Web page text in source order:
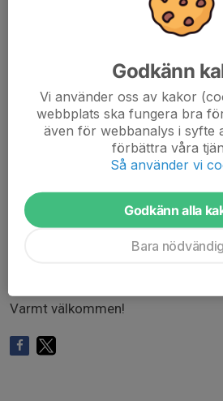
Vi börjar med att cykla igenom
Därefter kör vi individuell start
Ett varv, sedan paus.
Därefter kör vi ett varv till med
Vinnaren är den som har minst
utan jämnast. Perfekt för alla
Efteråt bjuder vi på fika.
Vänligen klicka i anmälan om ni
Varmt välkommen!
Godkänn
Vi använder oss av kakor
webbplats ska fungera bra
även för webbanalys i syfte
förbättra våra
Så använder vi
Godkänn alla
Bara